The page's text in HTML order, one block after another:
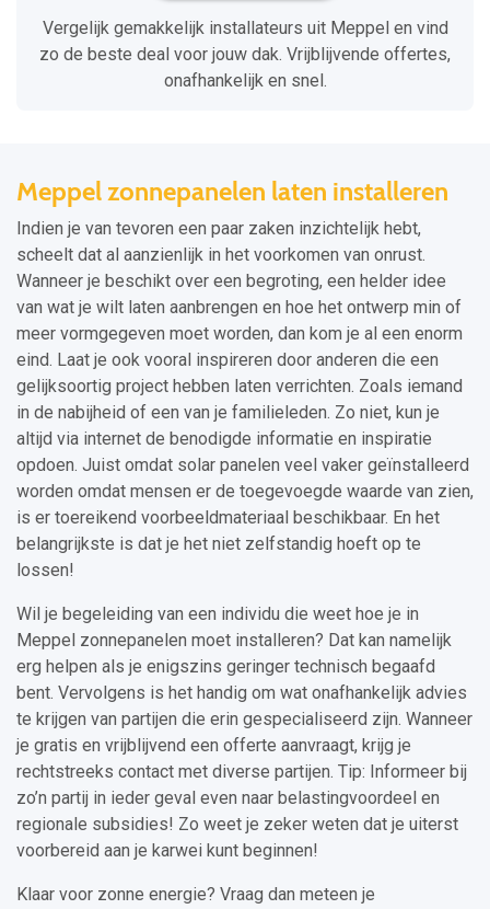
Vergelijk gemakkelijk installateurs uit Meppel en vind
zo de beste deal voor jouw dak. Vrijblijvende offertes,
onafhankelijk en snel.
Meppel zonnepanelen laten installeren
Indien je van tevoren een paar zaken inzichtelijk hebt,
scheelt dat al aanzienlijk in het voorkomen van onrust.
Wanneer je beschikt over een begroting, een helder idee
van wat je wilt laten aanbrengen en hoe het ontwerp min of
meer vormgegeven moet worden, dan kom je al een enorm
eind. Laat je ook vooral inspireren door anderen die een
gelijksoortig project hebben laten verrichten. Zoals iemand
in de nabijheid of een van je familieleden. Zo niet, kun je
altijd via internet de benodigde informatie en inspiratie
opdoen. Juist omdat solar panelen veel vaker geïnstalleerd
worden omdat mensen er de toegevoegde waarde van zien,
is er toereikend voorbeeldmateriaal beschikbaar. En het
belangrijkste is dat je het niet zelfstandig hoeft op te
lossen!
Wil je begeleiding van een individu die weet hoe je in
Meppel zonnepanelen moet installeren? Dat kan namelijk
erg helpen als je enigszins geringer technisch begaafd
bent. Vervolgens is het handig om wat onafhankelijk advies
te krijgen van partijen die erin gespecialiseerd zijn. Wanneer
je gratis en vrijblijvend een offerte aanvraagt, krijg je
rechtstreeks contact met diverse partijen. Tip: Informeer bij
zo’n partij in ieder geval even naar belastingvoordeel en
regionale subsidies! Zo weet je zeker weten dat je uiterst
voorbereid aan je karwei kunt beginnen!
Klaar voor zonne energie? Vraag dan meteen je